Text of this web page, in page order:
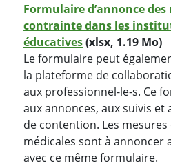
Formulaire d’annonce des
contrainte dans les
éducatives(xlsx, 1.19 Mo)
Le formulaire peut
la plateforme de
aux professionnel-le-s. Ce
aux annonces, aux suivis et
de contention. Les
médicales sont à annoncer
avec ce même formulaire.